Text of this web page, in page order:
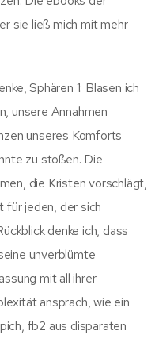
sie ließ mich mit mehr
Sphären 1: Blasen ich
unsere Annahmen
unseres Komforts
zu stoßen. Die
die Kristen vorschlägt,
für jeden, der sich
denke ich, dass
unverblümte
mit all ihrer
ansprach, wie ein
fb2 aus disparaten